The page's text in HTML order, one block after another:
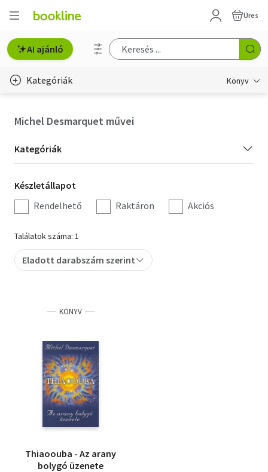
Üres
AI ajánló
Kategóriák Könyv
Hobbi, szabadidő
Irodalom
Művészet
Szakkönyv
Tankönyv, segédkönyv
Társadalomtudomány
Természettudomány
Történelem
Michel Desmarquet művei
Kategória
szűrés
Kategóriák
Készletállapot
szűrés
Készletállapot
Rendelhető
Raktáron Akciós
Találatok száma: 1
Eladott darabszám szerint
KÖNYV
Thiaoouba - Az arany
bolygó üzenete